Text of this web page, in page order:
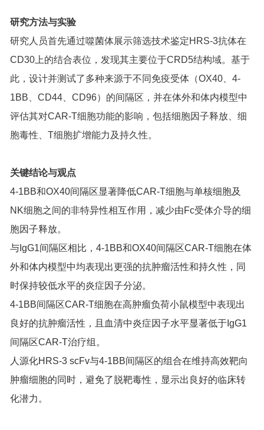
研究方法与实验
研究人员首先通过噬菌体展示筛选技术鉴定HRS-3抗体在
CD30上的结合表位，发现其主要位于CRD5结构域。基于
此，设计并测试了多种来源于不同免疫受体（OX40、4-
1BB、CD44、CD96）的间隔区，并在体外和体内模型中
评估其对CAR-T细胞功能的影响，包括细胞因子释放、细
胞毒性、T细胞扩增能力及持久性。
关键结论与观点
4-1BB和OX40间隔区显著降低CAR-T细胞与单核细胞及
NK细胞之间的非特异性相互作用，减少由Fc受体介导的细
胞因子释放。
与IgG1间隔区相比，4-1BB和OX40间隔区CAR-T细胞在体
外和体内模型中均表现出更强的抗肿瘤活性和持久性，同
时保持较低水平的炎症因子分泌。
4-1BB间隔区CAR-T细胞在高肿瘤负荷小鼠模型中表现出
良好的抗肿瘤活性，且血清中炎症因子水平显著低于IgG1
间隔区CAR-T治疗组。
人源化HRS-3 scFv与4-1BB间隔区的组合在维持高效靶向
肿瘤细胞的同时，避免了脱靶毒性，显示出良好的临床转
化潜力。